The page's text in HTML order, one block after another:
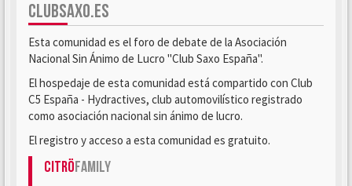
CLUBSAXO.ES
Esta comunidad es el foro de debate de la Asociación
Nacional Sin Ánimo de Lucro "Club Saxo España".
El hospedaje de esta comunidad está compartido con Club
C5 España - Hydractives, club automovilístico registrado
como asociación nacional sin ánimo de lucro.
El registro y acceso a esta comunidad es gratuito.
CitröFamily